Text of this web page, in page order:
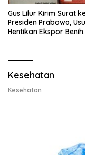
Gus Lilur Kirim Surat
Presiden Prabowo,
Hentikan Ekspor Benih
Kesehatan
Kesehatan